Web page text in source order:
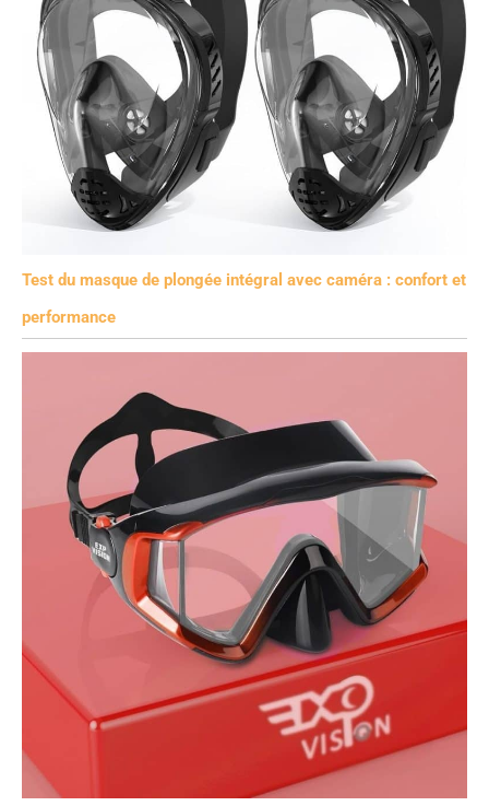
Test du masque de plongée intégral avec caméra : confort et
performance